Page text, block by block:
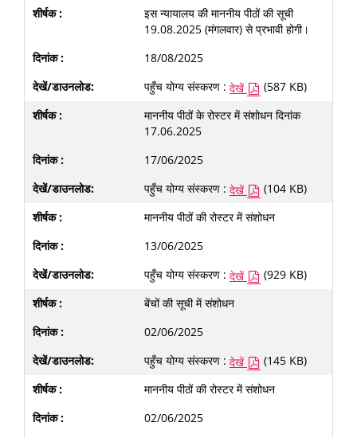
इस न्यायालय की माननीय पीठों की सूची
19.08.2025 (मंगलवार) से प्रभावी होगी।
18/08/2025
पहुँच योग्य संस्करण : देखें
(587 KB)
माननीय पीठों के रोस्टर में संशोधन दिनांक
17.06.2025
17/06/2025
पहुँच योग्य संस्करण : देखें
(104 KB)
माननीय पीठों की रोस्टर में संशोधन
13/06/2025
पहुँच योग्य संस्करण : देखें
(929 KB)
बेंचों की सूची में संशोधन
02/06/2025
पहुँच योग्य संस्करण : देखें
(145 KB)
माननीय पीठों की रोस्टर में संशोधन
02/06/2025